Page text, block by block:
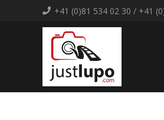
+41 (0)81 534 02 30 / +41